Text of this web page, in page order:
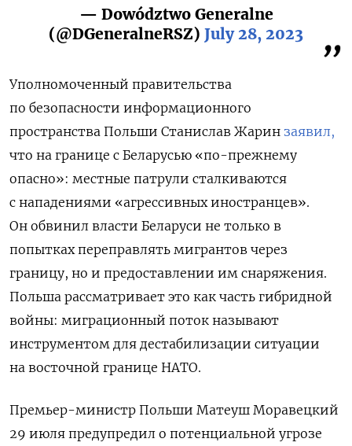
— Dowództwo Generalne
(@DGeneralneRSZ) July 28, 2023
Уполномоченный правительства
по безопасности информационного
пространства Польши Станислав Жарин заявил,
что на границе с Беларусью «по-прежнему
опасно»: местные патрули сталкиваются
с нападениями «агрессивных иностранцев».
Он обвинил власти Беларуси не только в
попытках переправлять мигрантов через
границу, но и предоставлении им снаряжения.
Польша рассматривает это как часть гибридной
войны: миграционный поток называют
инструментом для дестабилизации ситуации
на восточной границе НАТО.
Премьер-министр Польши Матеуш Моравецкий
29 июля предупредил о потенциальной угрозе